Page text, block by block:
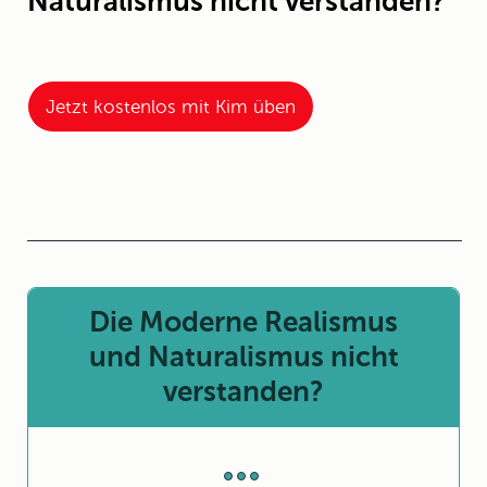
Jetzt kostenlos mit Kim üben
Die Moderne Realismus
und Naturalismus nicht
verstanden?